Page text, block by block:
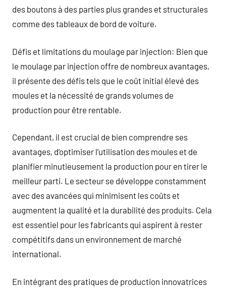
des boutons à des parties plus grandes et structurales
comme des tableaux de bord de voiture.
Défis et limitations du moulage par injection: Bien que
le moulage par injection offre de nombreux avantages,
il présente des défis tels que le coût initial élevé des
moules et la nécessité de grands volumes de
production pour être rentable.
Cependant, il est crucial de bien comprendre ses
avantages, d’optimiser l’utilisation des moules et de
planifier minutieusement la production pour en tirer le
meilleur parti. Le secteur se développe constamment
avec des avancées qui minimisent les coûts et
augmentent la qualité et la durabilité des produits. Cela
est essentiel pour les fabricants qui aspirent à rester
compétitifs dans un environnement de marché
international.
En intégrant des pratiques de production innovatrices